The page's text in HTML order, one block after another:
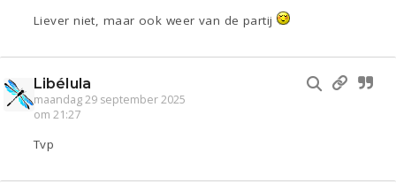
Liever niet, maar ook weer van de partij
Libélula
maandag 29 september 2025
om 21:27
Tvp